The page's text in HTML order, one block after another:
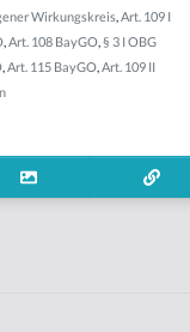
Wirkungskreis,Art. 109 I
,Art. 108 BayGO,§ 3 I OBG
,Art. 115 BayGO,Art. 109 II